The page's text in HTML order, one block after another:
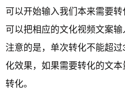
可以开始输入我们本来需要
可以把相应的文化视频文案
注意的是，单次转化不能超
化效果，如果需要转化的文
转化。